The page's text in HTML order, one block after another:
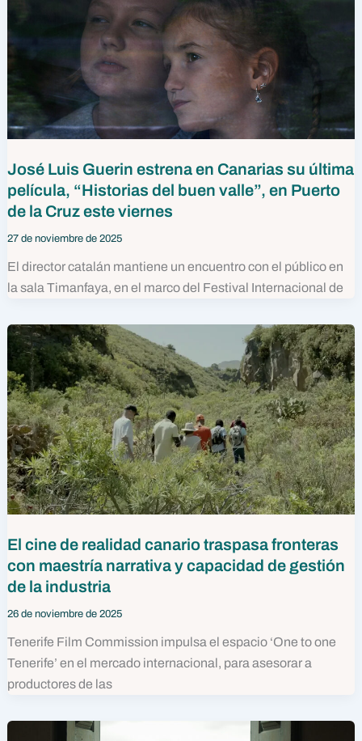
José Luis Guerin estrena en Canarias su última
película, “Historias del buen valle”, en Puerto
de la Cruz este viernes
27 de noviembre de 2025
El director catalán mantiene un encuentro con el público en
la sala Timanfaya, en el marco del Festival Internacional de
El cine de realidad canario traspasa fronteras
con maestría narrativa y capacidad de gestión
de la industria
26 de noviembre de 2025
Tenerife Film Commission impulsa el espacio ‘One to one
Tenerife’ en el mercado internacional, para asesorar a
productores de las